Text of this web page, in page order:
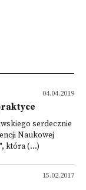
04.04.2019
serdecznie
Naukowej
która (...)
15.02.2017